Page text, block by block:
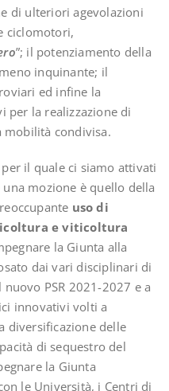
di ulteriori agevolazioni
ciclomotori,
”; il potenziamento della
inquinante; il
ed infine la
per la realizzazione di
mobilità condivisa.
il quale ci siamo attivati
mozione è quello della
uso di
e viticoltura
la Giunta alla
dai vari disciplinari di
PSR 2021-2027 e a
innovativi volti a
diversificazione delle
di sequestro del
la Giunta
le Università, i Centri di